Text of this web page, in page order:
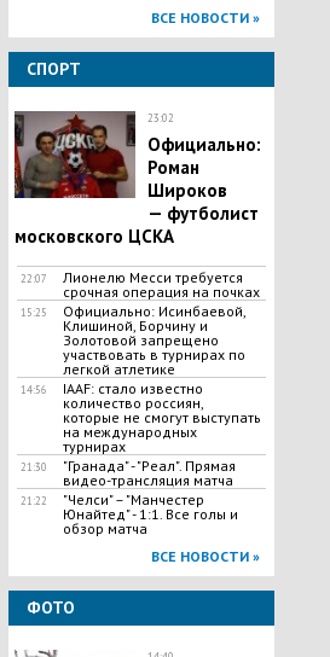
ВСЕ НОВОСТИ »
СПОРТ
23:02
Официально:
Роман
Широков
— футболист
московского ЦСКА
22:07
Лионелю Месси требуется
срочная операция на почках
15:25
Официально: Исинбаевой,
Клишиной, Борчину и
Золотовой запрещено
участвовать в турнирах по
легкой атлетике
14:56
IAAF: стало известно
количество россиян,
которые не смогут выступать
на международных
турнирах
21:30
"Гранада" - "Реал". Прямая
видео-трансляция матча
21:22
​"Челси" – "Манчестер
Юнайтед" - 1:1. Все голы и
обзор матча
ВСЕ НОВОСТИ »
ФОТО